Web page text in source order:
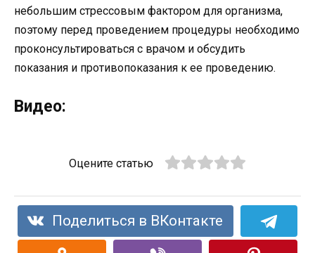
небольшим стрессовым фактором для организма,
поэтому перед проведением процедуры необходимо
проконсультироваться с врачом и обсудить
показания и противопоказания к ее проведению.
Видео:
Оцените статью
Поделиться в ВКонтакте